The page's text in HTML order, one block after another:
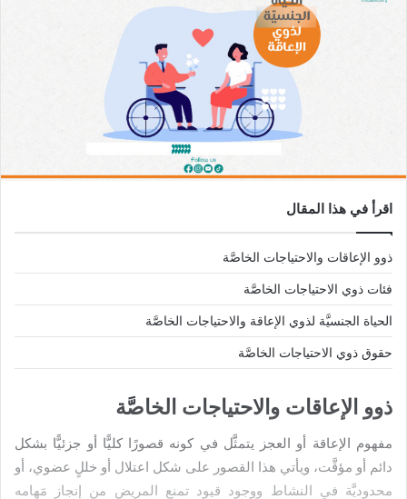
اقرأ في هذا المقال
ذوو الإعاقات والاحتياجات الخاصَّة
فئات ذوي الاحتياجات الخاصَّة
الحياة الجنسيَّة لذوي الإعاقة والاحتياجات الخاصَّة
حقوق ذوي الاحتياجات الخاصَّة
ذوو الإعاقات والاحتياجات الخاصَّة
مفهوم الإعاقة أو العجز يتمثَّل في كونه قصورًا كليًّا أو جزئيًّا بشكل
دائم أو مؤقَّت، ويأتي هذا القصور على شكل اعتلال أو خللٍ عضوي، أو
محدوديَّة في النشاط ووجود قيود تمنع المريض من إنجاز مَهامه